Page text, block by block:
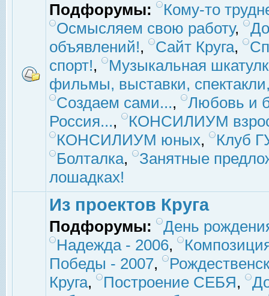
Подфорумы:
Кому-то
Осмысляем свою работу,
объявлений!, Сайт Круга,
спорт!,
Музыкальная
фильмы, выставки,
Создаем сами...,
Любовь и
Россия...,
КОНСИЛИУМ
КОНСИЛИУМ юных,
Клуб
Болталка,
Занятные
лошадках!
Из проектов Круга
Подфорумы:
День
Надежда - 2006,
Победы - 2007,
Круга, Построение СЕБЯ,